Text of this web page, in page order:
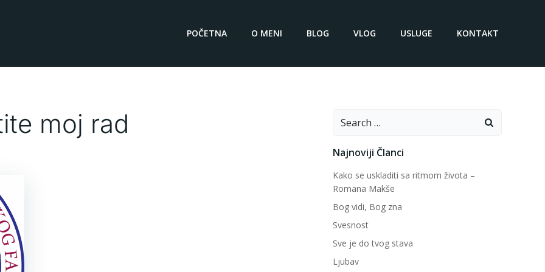
POČETNA O MENI BLOG VLOG USLUGE KONTAKT
moj rad
Search
Najnoviji Članci
Kako se uskladiti sa ritmom života –
Romana Makše
Bog vidi, Bog zna
Svesnost
Sve je do tvog stava
Ljubav